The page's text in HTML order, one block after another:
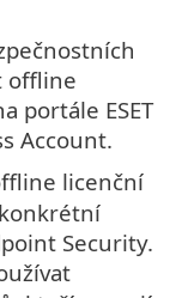
offline
portále ESET
Account.
licenční
Security.